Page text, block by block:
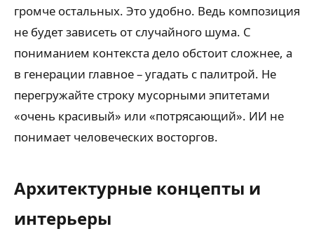
громче остальных. Это удобно. Ведь композиция
не будет зависеть от случайного шума. С
пониманием контекста дело обстоит сложнее, а
в генерации главное – угадать с палитрой. Не
перегружайте строку мусорными эпитетами
«очень красивый» или «потрясающий». ИИ не
понимает человеческих восторгов.
Архитектурные концепты и
интерьеры